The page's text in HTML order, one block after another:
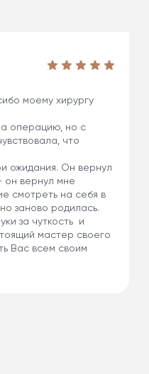
моему хирургу
операцию, но с
что
ожидания. Он вернул
он вернул мне
смотреть на себя в
заново родилась.
за чуткость и
мастер своего
Вас всем своим